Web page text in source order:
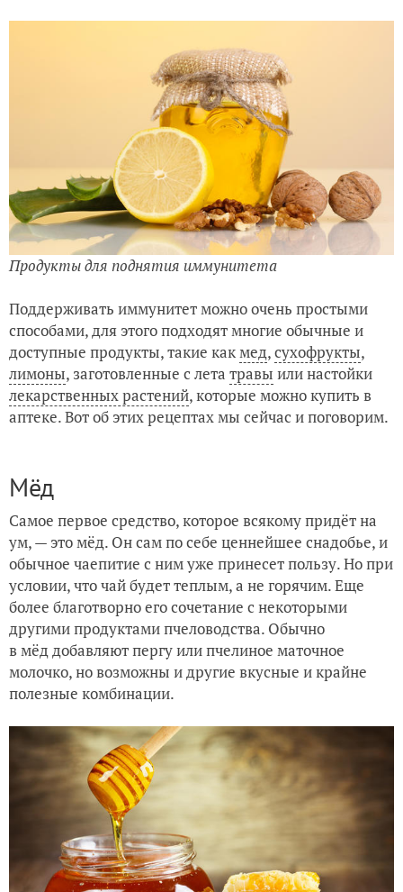
Продукты для поднятия иммунитета
Поддерживать иммунитет можно очень простыми
способами, для этого подходят многие обычные и
доступные продукты, такие какмед,сухофрукты,
лимоны, заготовленные с лета травы или настойки
лекарственных растений, которые можно купить в
аптеке. Вот об этих рецептах мы сейчас и поговорим.
Мёд
Самое первое средство, которое всякому придёт на
ум, — это мёд. Он сам по себе ценнейшее снадобье, и
обычное чаепитие с ним уже принесет пользу. Но при
условии, что чай будет теплым, а не горячим. Еще
более благотворно его сочетание с некоторыми
другими продуктами пчеловодства. Обычно
в мёд добавляют пергу или пчелиное маточное
молочко, но возможны и другие вкусные и крайне
полезные комбинации.